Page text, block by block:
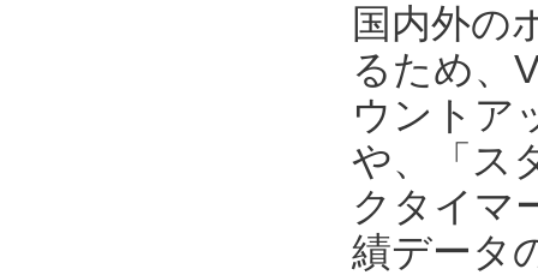
国内外の
るため、
ウントア
や、「ス
クタイマ
績データ